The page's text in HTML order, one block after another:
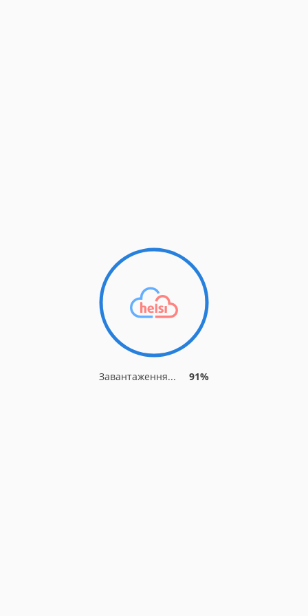
Завантаження... 91%